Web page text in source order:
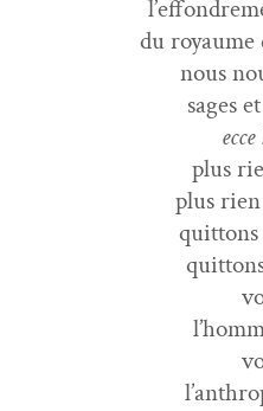
du roy­aume
nous
sages
plus
plus
quit­tons